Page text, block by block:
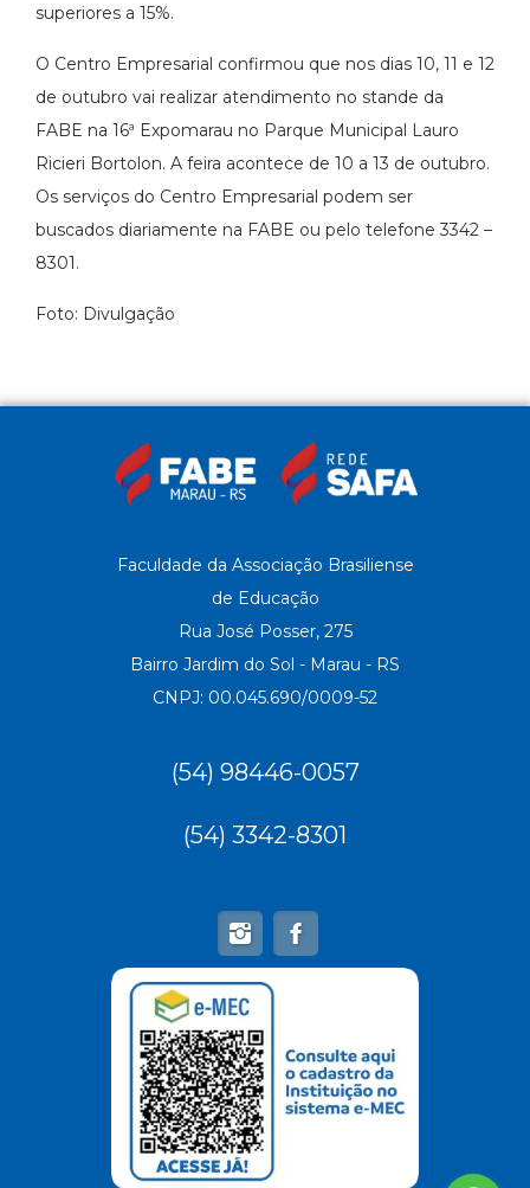
superiores a 15%.
O Centro Empresarial confirmou que nos dias 10, 11 e 12
de outubro vai realizar atendimento no stande da
FABE na 16ª Expomarau no Parque Municipal Lauro
Ricieri Bortolon. A feira acontece de 10 a 13 de outubro.
Os serviços do Centro Empresarial podem ser
buscados diariamente na FABE ou pelo telefone 3342 –
8301.
Foto: Divulgação
Faculdade da Associação Brasiliense
de Educação
Rua José Posser, 275
Bairro Jardim do Sol - Marau - RS
CNPJ: 00.045.690/0009-52
(54) 98446-0057
(54) 3342-8301